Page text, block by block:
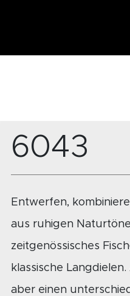
6043
Entwerfen,
aus ruhigen
zeitgenössisches
klassische
aber einen